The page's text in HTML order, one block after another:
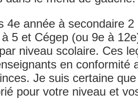
4e année à secondaire
5 et Cégep (ou 9e à
niveau scolaire. Ces
en conformité
Je suis certaine
pour votre niveau et